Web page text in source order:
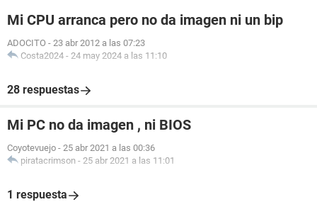
Mi CPU arranca pero no da imagen ni un bip
ADOCITO - 23 abr 2012 a las 07:23
Costa2024 - 24 may 2024 a las 11:10
28 respuestas
Mi PC no da imagen , ni BIOS
Coyotevuejo - 25 abr 2021 a las 00:36
piratacrimson - 25 abr 2021 a las 11:01
1 respuesta